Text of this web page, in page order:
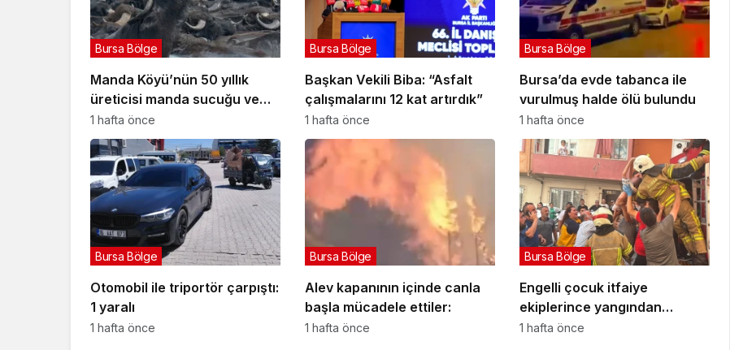
Manda Köyü’nün 50 yıllık
üreticisi manda sucuğu ve
yoğurduyla fark oluşturdu
Bursa Bölge
1 hafta önce
Başkan Vekili Biba: “Asfalt
çalışmalarını 12 kat artırdık”
Bursa Bölge
1 hafta önce
Bursa’da evde tabanca ile
vurulmuş halde ölü bulundu
Bursa Bölge
1 hafta önce
Otomobil ile triportör çarpıştı:
1 yaralı
Bursa Bölge
1 hafta önce
Alev kapanının içinde canla
başla mücadele ettiler:
Bursa Bölge
1 hafta önce
Engelli çocuk itfaiye
ekiplerince yangından
kurtarıldı
Bursa Bölge
1 hafta önce